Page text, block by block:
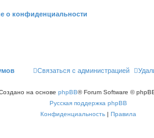
о конфиденциальности
Связаться с администрацией
на основе phpBB® Forum Software ©
Русская поддержка phpBB
Конфиденциальность | Правила